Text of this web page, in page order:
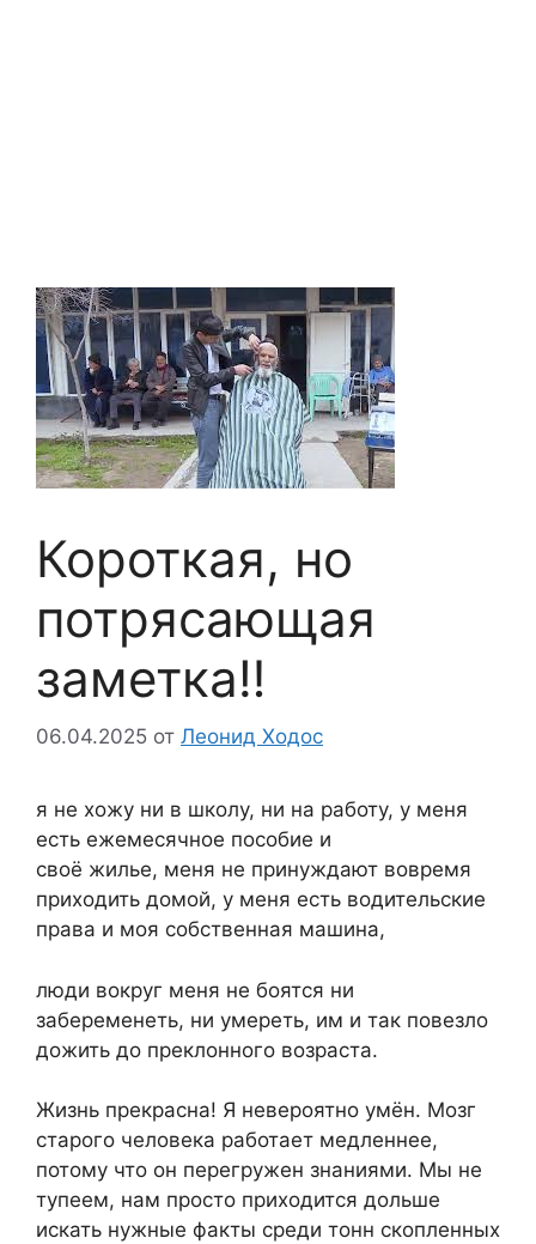
Короткая, но
потрясающая
заметка‼
06.04.2025 от Леонид Ходос
я не хожу ни в школу, ни на работу, у меня
есть ежемесячное пособие и
своё жилье, меня не принуждают вовремя
приходить домой, у меня есть водительские
права и моя собственная машина,
люди вокруг меня не боятся ни
забеременеть, ни умереть, им и так повезло
дожить до преклонного возраста.
Жизнь прекрасна! Я невероятно умён. Мозг
старого человека работает медленнее,
потому что он перегружен знаниями. Мы не
тупеем, нам просто приходится дольше
искать нужные факты среди тонн скопленных